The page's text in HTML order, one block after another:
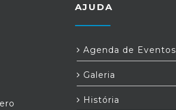
AJUDA
Agenda de Eventos
Galeria
História